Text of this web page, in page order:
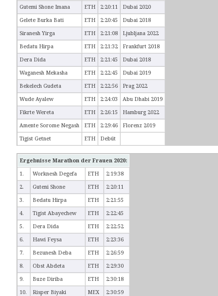
Gutemi Shone Imana ETH 2:20:11
Dubai 2020
Gelete Burka Bati
ETH 2:20:45
Dubai 2018
Siranesh Yirga
ETH 2:21:08
Ljubljana 2022
Bedatu Hirpa
ETH 2:21:32
Frankfurt 2018
Dera Dida
ETH 2:21:45
Dubai 2018
Waganesh Mekasha
ETH 2:22:45
Dubai 2019
Bekelech Gudeta
ETH 2:22:56
Prag 2022
Wude Ayalew
ETH 2:24:03
Abu Dhabi 2019
Fikrte Wereta
ETH 2:26:15
Hamburg 2022
Amente Sorome Negash
ETH 2:29:46
Florenz 2019
Tigist Getnet
ETH Debüt
Ergebnisse Marathon der Frauen 2020:
1.
Worknesh Degefa ETH
2:19:38
2.
Guteni Shone ETH
2:20:11
3.
Bedatu Hirpa ETH
2:21:55
4.
Tigist Abayechew ETH
2:22:45
5.
Dera Dida ETH
2:22:52
6.
Hawi Feysa ETH
2:23:36
7.
Bezunesh Deba ETH
2:26:59
8.
Obst Abdeta ETH
2:29:30
9.
Buze Diriba ETH
2:30:18
10.
Risper Biyaki MEX 2:30:59